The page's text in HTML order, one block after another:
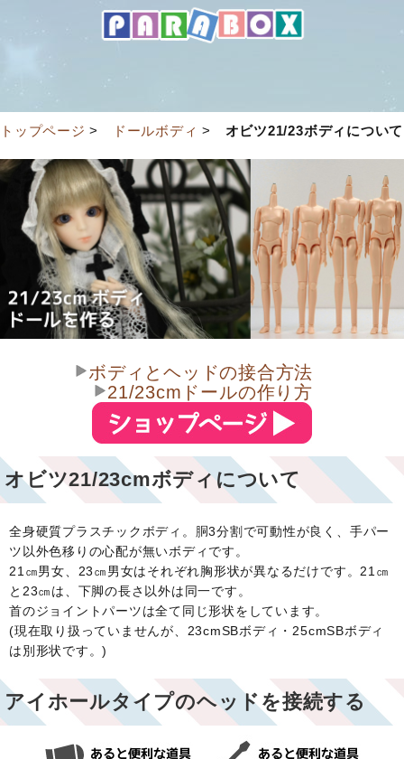
トップページ > ドールボディ > オビツ21/23ボディについて
ボディとヘッドの接合方法
21/23cmドールの作り方
オビツ21/23cmボディについて
全身硬質プラスチックボディ。胴3分割で可動性が良く、手パー
ツ以外色移りの心配が無いボディです。
21㎝男女、23㎝男女はそれぞれ胸形状が異なるだけです。21㎝
と23㎝は、下脚の長さ以外は同一です。
首のジョイントパーツは全て同じ形状をしています。
(現在取り扱っていませんが、23cmSBボディ・25cmSBボディ
は別形状です。)
アイホールタイプのヘッドを接続する